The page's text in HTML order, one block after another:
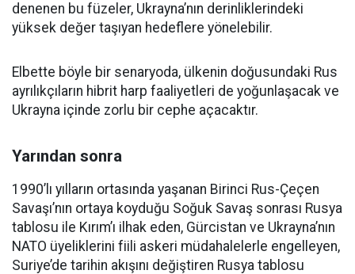
denenen bu füzeler, Ukrayna’nın derinliklerindeki
yüksek değer taşıyan hedeflere yönelebilir.
Elbette böyle bir senaryoda, ülkenin doğusundaki Rus
ayrılıkçıların hibrit harp faaliyetleri de yoğunlaşacak ve
Ukrayna içinde zorlu bir cephe açacaktır.
Yarından sonra
1990’lı yılların ortasında yaşanan Birinci Rus-Çeçen
Savaşı’nın ortaya koyduğu Soğuk Savaş sonrası Rusya
tablosu ile Kırım’ı ilhak eden, Gürcistan ve Ukrayna’nın
NATO üyeliklerini fiili askeri müdahalelerle engelleyen,
Suriye’de tarihin akışını değiştiren Rusya tablosu